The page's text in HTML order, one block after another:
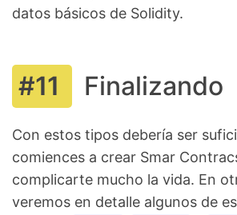
datos básicos de Solidity.
Finalizando
Con estos tipos debería ser
comiences a crear Smar
complicarte mucho la vida. En
veremos en detalle algunos de